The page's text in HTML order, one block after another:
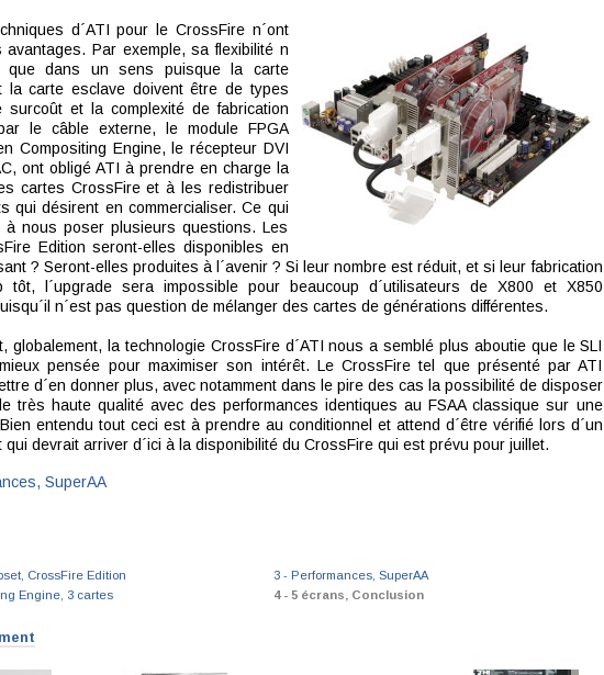
d´ATI pour le CrossFire n´ont
Par exemple, sa flexibilité n
que dans un sens puisque la carte
la carte esclave doivent être de types
surcoût et la complexité de fabrication
le câble externe, le module FPGA
Compositing Engine, le récepteur DVI
ont obligé ATI à prendre en charge la
cartes CrossFire et à les redistribuer
qui désirent en commercialiser. Ce qui
à nous poser plusieurs questions. Les
Edition seront-elles disponibles en
? Seront-elles produites à l´avenir ? Si leur nombre est réduit, et si leur fabrication
tôt, l´upgrade sera impossible pour beaucoup d´utilisateurs de X800 et X850
n´est pas question de mélanger des cartes de générations différentes.
globalement, la technologie CrossFire d´ATI nous a semblé plus aboutie que le SLI
pensée pour maximiser son intérêt. Le CrossFire tel que présenté par ATI
d´en donner plus, avec notamment dans le pire des cas la possibilité de disposer
très haute qualité avec des performances identiques au FSAA classique sur une
entendu tout ceci est à prendre au conditionnel et attend d´être vérifié lors d´un
qui devrait arriver d´ici à la disponibilité du CrossFire qui est prévu pour juillet.
SuperAA
CrossFire Edition
Engine, 3 cartes
3 - Performances, SuperAA
4 - 5 écrans, Conclusion